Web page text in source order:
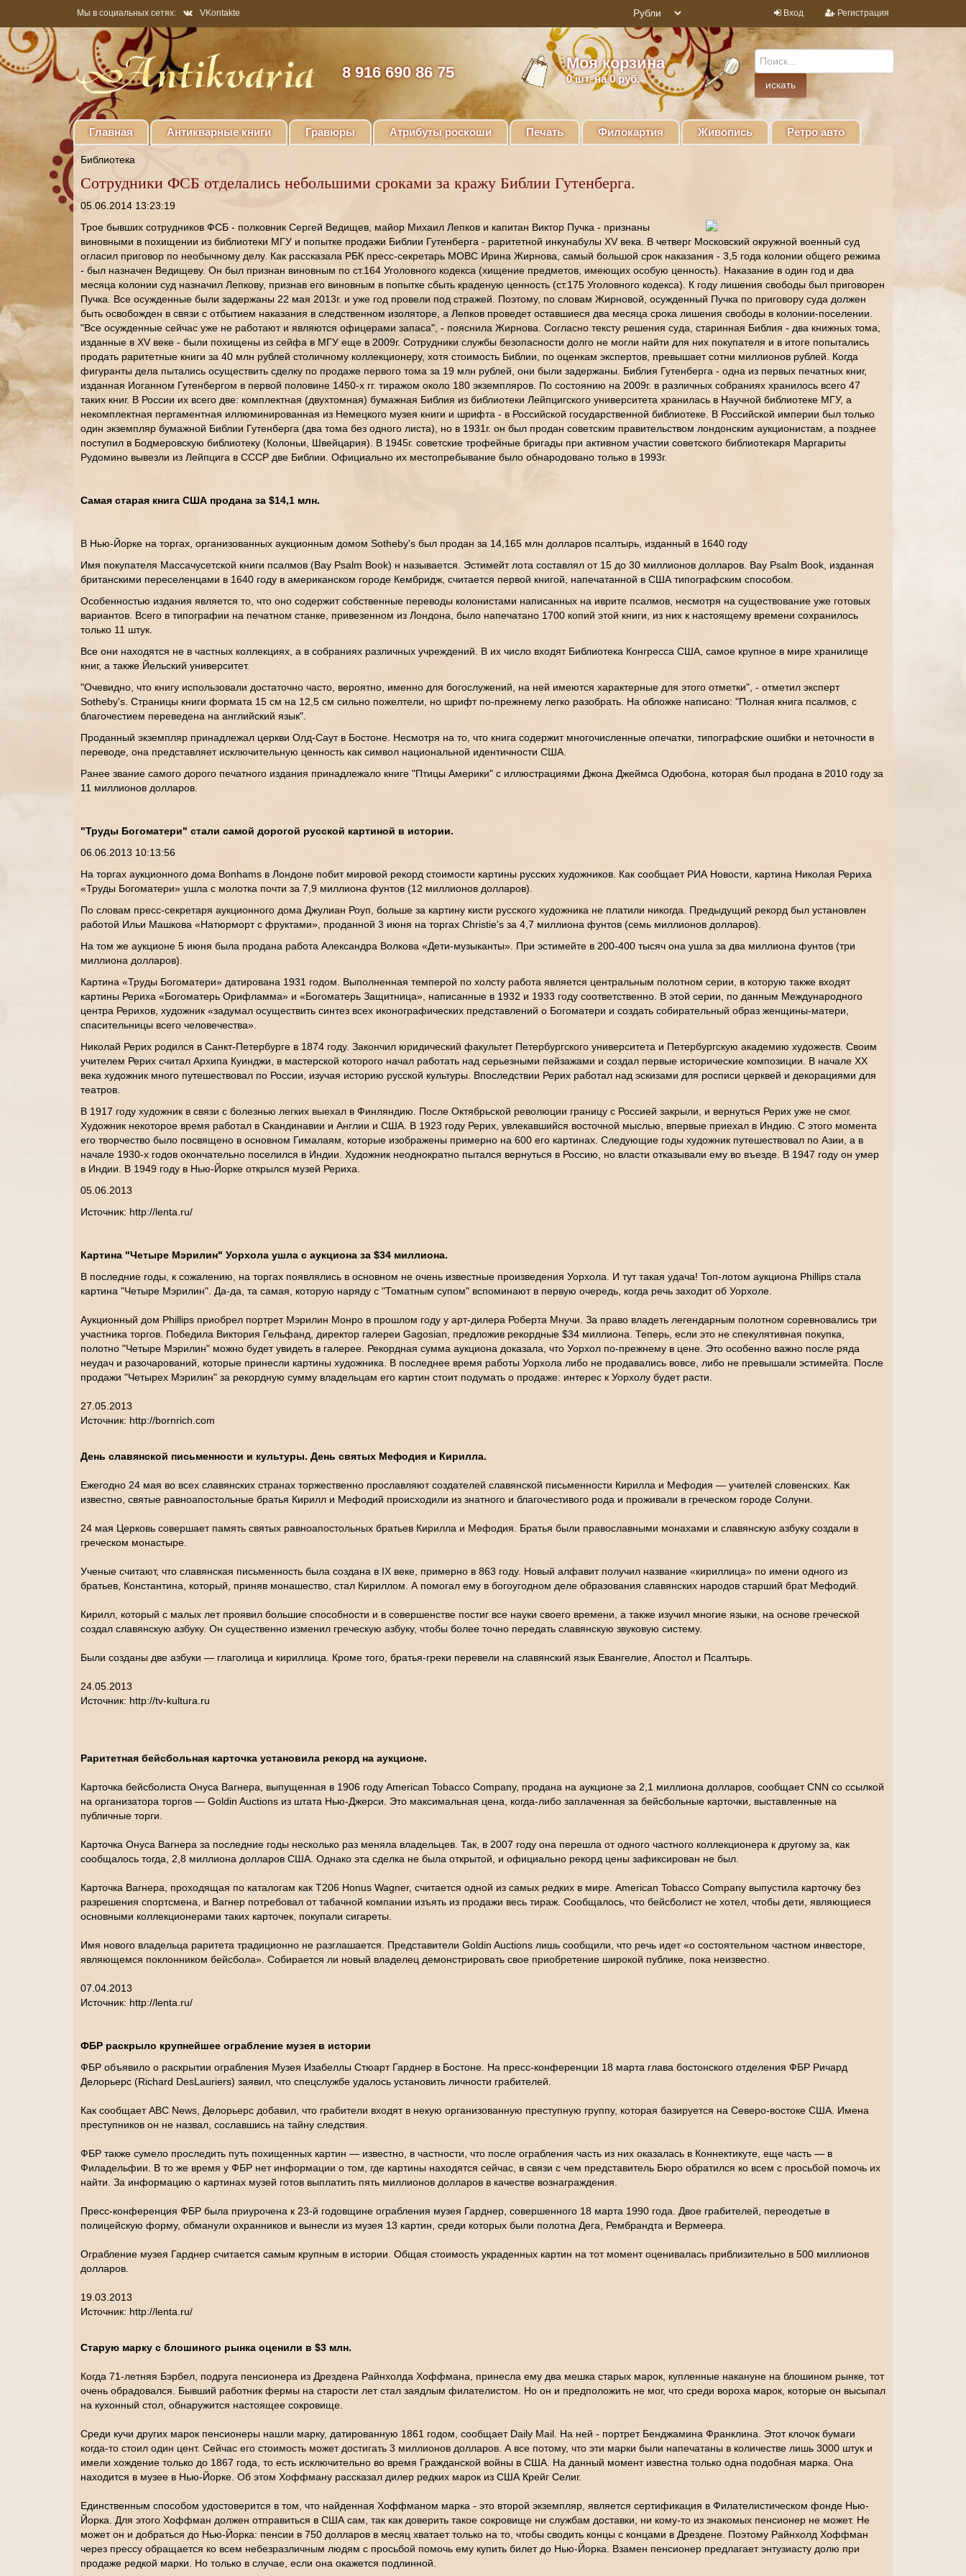
Мы в социальных сетях: VKontakte Вход Регистрация
8 916 690 86 75
Моя корзина
0шт. на 0 руб.
Главная Антикварные книги Гравюры Атрибуты роскоши Печать Филокартия Живопись Ретро авто
Библиотека
Сотрудники ФСБ отделались небольшими сроками за кражу Библии Гутенберга.
05.06.2014 13:23:19
Трое бывших сотрудников ФСБ - полковник Сергей Ведищев, майор Михаил Лепков и капитан Виктор Пучка - признаны
виновными в похищении из библиотеки МГУ и попытке продажи Библии Гутенберга - раритетной инкунабулы XV века. В четверг Московский окружной военный суд
огласил приговор по необычному делу. Как рассказала РБК пресс-секретарь МОВС Ирина Жирнова, самый большой срок наказания - 3,5 года колонии общего режима
- был назначен Ведищеву. Он был признан виновным по ст.164 Уголовного кодекса (хищение предметов, имеющих особую ценность). Наказание в один год и два
месяца колонии суд назначил Лепкову, признав его виновным в попытке сбыть краденую ценность (ст.175 Уголовного кодекса). К году лишения свободы был приговорен
Пучка. Все осужденные были задержаны 22 мая 2013г. и уже год провели под стражей. Поэтому, по словам Жирновой, осужденный Пучка по приговору суда должен
быть освобожден в связи с отбытием наказания в следственном изоляторе, а Лепков проведет оставшиеся два месяца срока лишения свободы в колонии-поселении.
"Все осужденные сейчас уже не работают и являются офицерами запаса", - пояснила Жирнова. Согласно тексту решения суда, старинная Библия - два книжных тома,
изданные в XV веке - были похищены из сейфа в МГУ еще в 2009г. Сотрудники службы безопасности долго не могли найти для них покупателя и в итоге попытались
продать раритетные книги за 40 млн рублей столичному коллекционеру, хотя стоимость Библии, по оценкам экспертов, превышает сотни миллионов рублей. Когда
фигуранты дела пытались осуществить сделку по продаже первого тома за 19 млн рублей, они были задержаны. Библия Гутенберга - одна из первых печатных книг,
изданная Иоганном Гутенбергом в первой половине 1450-х гг. тиражом около 180 экземпляров. По состоянию на 2009г. в различных собраниях хранилось всего 47
таких книг. В России их всего две: комплектная (двухтомная) бумажная Библия из библиотеки Лейпцигского университета хранилась в Научной библиотеке МГУ, а
некомплектная пергаментная иллюминированная из Немецкого музея книги и шрифта - в Российской государственной библиотеке. В Российской империи был только
один экземпляр бумажной Библии Гутенберга (два тома без одного листа), но в 1931г. он был продан советским правительством лондонским аукционистам, а позднее
поступил в Бодмеровскую библиотеку (Колоньи, Швейцария). В 1945г. советские трофейные бригады при активном участии советского библиотекаря Маргариты
Рудомино вывезли из Лейпцига в СССР две Библии. Официально их местопребывание было обнародовано только в 1993г.
Самая старая книга США продана за $14,1 млн.
В Нью-Йорке на торгах, организованных аукционным домом Sotheby's был продан за 14,165 млн долларов псалтырь, изданный в 1640 году
Имя покупателя Массачусетской книги псалмов (Bay Psalm Book) н называется. Эстимейт лота составлял от 15 до 30 миллионов долларов. Bay Psalm Book, изданная
британскими переселенцами в 1640 году в американском городе Кембридж, считается первой книгой, напечатанной в США типографским способом.
Особенностью издания является то, что оно содержит собственные переводы колонистами написанных на иврите псалмов, несмотря на существование уже готовых
вариантов. Всего в типографии на печатном станке, привезенном из Лондона, было напечатано 1700 копий этой книги, из них к настоящему времени сохранилось
только 11 штук.
Все они находятся не в частных коллекциях, а в собраниях различных учреждений. В их число входят Библиотека Конгресса США, самое крупное в мире хранилище
книг, а также Йельский университет.
"Очевидно, что книгу использовали достаточно часто, вероятно, именно для богослужений, на ней имеются характерные для этого отметки", - отметил эксперт
Sotheby's. Страницы книги формата 15 см на 12,5 см сильно пожелтели, но шрифт по-прежнему легко разобрать. На обложке написано: "Полная книга псалмов, с
благочестием переведена на английский язык".
Проданный экземпляр принадлежал церкви Олд-Саут в Бостоне. Несмотря на то, что книга содержит многочисленные опечатки, типографские ошибки и неточности в
переводе, она представляет исключительную ценность как символ национальной идентичности США.
Ранее звание самого дорого печатного издания принадлежало книге "Птицы Америки" с иллюстрациями Джона Джеймса Одюбона, которая был продана в 2010 году за
11 миллионов долларов.
"Труды Богоматери" стали самой дорогой русской картиной в истории.
06.06.2013 10:13:56
На торгах аукционного дома Bonhams в Лондоне побит мировой рекорд стоимости картины русских художников. Как сообщает РИА Новости, картина Николая Рериха
«Труды Богоматери» ушла с молотка почти за 7,9 миллиона фунтов (12 миллионов долларов).
По словам пресс-секретаря аукционного дома Джулиан Роуп, больше за картину кисти русского художника не платили никогда. Предыдущий рекорд был установлен
работой Ильи Машкова «Натюрморт с фруктами», проданной 3 июня на торгах Christie's за 4,7 миллиона фунтов (семь миллионов долларов).
На том же аукционе 5 июня была продана работа Александра Волкова «Дети-музыканты». При эстимейте в 200-400 тысяч она ушла за два миллиона фунтов (три
миллиона долларов).
Картина «Труды Богоматери» датирована 1931 годом. Выполненная темперой по холсту работа является центральным полотном серии, в которую также входят
картины Рериха «Богоматерь Орифламма» и «Богоматерь Защитница», написанные в 1932 и 1933 году соответственно. В этой серии, по данным Международного
центра Рерихов, художник «задумал осуществить синтез всех иконографических представлений о Богоматери и создать собирательный образ женщины-матери,
спасительницы всего человечества».
Николай Рерих родился в Санкт-Петербурге в 1874 году. Закончил юридический факультет Петербургского университета и Петербургскую академию художеств. Своим
учителем Рерих считал Архипа Куинджи, в мастерской которого начал работать над серьезными пейзажами и создал первые исторические композиции. В начале XX
века художник много путешествовал по России, изучая историю русской культуры. Впоследствии Рерих работал над эскизами для росписи церквей и декорациями для
театров.
В 1917 году художник в связи с болезнью легких выехал в Финляндию. После Октябрьской революции границу с Россией закрыли, и вернуться Рерих уже не смог.
Художник некоторое время работал в Скандинавии и Англии и США. В 1923 году Рерих, увлекавшийся восточной мыслью, впервые приехал в Индию. С этого момента
его творчество было посвящено в основном Гималаям, которые изображены примерно на 600 его картинах. Следующие годы художник путешествовал по Азии, а в
начале 1930-х годов окончательно поселился в Индии. Художник неоднократно пытался вернуться в Россию, но власти отказывали ему во въезде. В 1947 году он умер
в Индии. В 1949 году в Нью-Йорке открылся музей Рериха.
05.06.2013
Источник: http://lenta.ru/
Картина "Четыре Мэрилин" Уорхола ушла с аукциона за $34 миллиона.
В последние годы, к сожалению, на торгах появлялись в основном не очень известные произведения Уорхола. И тут такая удача! Топ-лотом аукциона Phillips стала
картина "Четыре Мэрилин". Да-да, та самая, которую наряду с "Томатным супом" вспоминают в первую очередь, когда речь заходит об Уорхоле.
Аукционный дом Phillips приобрел портрет Мэрилин Монро в прошлом году у арт-дилера Роберта Мнучи. За право владеть легендарным полотном соревновались три
участника торгов. Победила Виктория Гельфанд, директор галереи Gagosian, предложив рекордные $34 миллиона. Теперь, если это не спекулятивная покупка,
полотно "Четыре Мэрилин" можно будет увидеть в галерее. Рекордная сумма аукциона доказала, что Уорхол по-прежнему в цене. Это особенно важно после ряда
неудач и разочарований, которые принесли картины художника. В последнее время работы Уорхола либо не продавались вовсе, либо не превышали эстимейта. После
продажи "Четырех Мэрилин" за рекордную сумму владельцам его картин стоит подумать о продаже: интерес к Уорхолу будет расти.
27.05.2013
Источник: http://bornrich.com
День славянской письменности и культуры. День святых Мефодия и Кирилла.
Ежегодно 24 мая во всех славянских странах торжественно прославляют создателей славянской письменности Кирилла и Мефодия — учителей словенских. Как
известно, святые равноапостольные братья Кирилл и Мефодий происходили из знатного и благочестивого рода и проживали в греческом городе Солуни.
24 мая Церковь совершает память святых равноапостольных братьев Кирилла и Мефодия. Братья были православными монахами и славянскую азбуку создали в
греческом монастыре.
Ученые считают, что славянская письменность была создана в IX веке, примерно в 863 году. Новый алфавит получил название «кириллица» по имени одного из
братьев, Константина, который, приняв монашество, стал Кириллом. А помогал ему в богоугодном деле образования славянских народов старший брат Мефодий.
Кирилл, который с малых лет проявил большие способности и в совершенстве постиг все науки своего времени, а также изучил многие языки, на основе греческой
создал славянскую азбуку. Он существенно изменил греческую азбуку, чтобы более точно передать славянскую звуковую систему.
Были созданы две азбуки — глаголица и кириллица. Кроме того, братья-греки перевели на славянский язык Евангелие, Апостол и Псалтырь.
24.05.2013
Источник: http://tv-kultura.ru
Раритетная бейсбольная карточка установила рекорд на аукционе.
Карточка бейсболиста Онуса Вагнера, выпущенная в 1906 году American Tobacco Company, продана на аукционе за 2,1 миллиона долларов, сообщает CNN со ссылкой
на организатора торгов — Goldin Auctions из штата Нью-Джерси. Это максимальная цена, когда-либо заплаченная за бейсбольные карточки, выставленные на
публичные торги.
Карточка Онуса Вагнера за последние годы несколько раз меняла владельцев. Так, в 2007 году она перешла от одного частного коллекционера к другому за, как
сообщалось тогда, 2,8 миллиона долларов США. Однако эта сделка не была открытой, и официально рекорд цены зафиксирован не был.
Карточка Вагнера, проходящая по каталогам как T206 Honus Wagner, считается одной из самых редких в мире. American Tobacco Company выпустила карточку без
разрешения спортсмена, и Вагнер потребовал от табачной компании изъять из продажи весь тираж. Сообщалось, что бейсболист не хотел, чтобы дети, являющиеся
основными коллекционерами таких карточек, покупали сигареты.
Имя нового владельца раритета традиционно не разглашается. Представители Goldin Auctions лишь сообщили, что речь идет «о состоятельном частном инвесторе,
являющемся поклонником бейсбола». Собирается ли новый владелец демонстрировать свое приобретение широкой публике, пока неизвестно.
07.04.2013
Источник: http://lenta.ru/
ФБР раскрыло крупнейшее ограбление музея в истории
ФБР объявило о раскрытии ограбления Музея Изабеллы Стюарт Гарднер в Бостоне. На пресс-конференции 18 марта глава бостонского отделения ФБР Ричард
Делорьерс (Richard DesLauriers) заявил, что спецслужбе удалось установить личности грабителей.
Как сообщает ABC News, Делорьерс добавил, что грабители входят в некую организованную преступную группу, которая базируется на Северо-востоке США. Имена
преступников он не назвал, сославшись на тайну следствия.
ФБР также сумело проследить путь похищенных картин — известно, в частности, что после ограбления часть из них оказалась в Коннектикуте, еще часть — в
Филадельфии. В то же время у ФБР нет информации о том, где картины находятся сейчас, в связи с чем представитель Бюро обратился ко всем с просьбой помочь их
найти. За информацию о картинах музей готов выплатить пять миллионов долларов в качестве вознаграждения.
Пресс-конференция ФБР была приурочена к 23-й годовщине ограбления музея Гарднер, совершенного 18 марта 1990 года. Двое грабителей, переодетые в
полицейскую форму, обманули охранников и вынесли из музея 13 картин, среди которых были полотна Дега, Рембрандта и Вермеера.
Ограбление музея Гарднер считается самым крупным в истории. Общая стоимость украденных картин на тот момент оценивалась приблизительно в 500 миллионов
долларов.
19.03.2013
Источник: http://lenta.ru/
Старую марку с блошиного рынка оценили в $3 млн.
Когда 71-летняя Бэрбел, подруга пенсионера из Дрездена Райнхолда Хоффмана, принесла ему два мешка старых марок, купленные накануне на блошином рынке, тот
очень обрадовался. Бывший работник фермы на старости лет стал заядлым филателистом. Но он и предположить не мог, что среди вороха марок, которые он высыпал
на кухонный стол, обнаружится настоящее сокровище.
Среди кучи других марок пенсионеры нашли марку, датированную 1861 годом, сообщает Daily Mail. На ней - портрет Бенджамина Франклина. Этот клочок бумаги
когда-то стоил один цент. Сейчас его стоимость может достигать 3 миллионов долларов. А все потому, что эти марки были напечатаны в количестве лишь 3000 штук и
имели хождение только до 1867 года, то есть исключительно во время Гражданской войны в США. На данный момент известна только одна подобная марка. Она
находится в музее в Нью-Йорке. Об этом Хоффману рассказал дилер редких марок из США Крейг Селиг.
Единственным способом удостоверится в том, что найденная Хоффманом марка - это второй экземпляр, является сертификация в Филателистическом фонде Нью-
Йорка. Для этого Хоффман должен отправиться в США сам, так как доверить такое сокровище ни службам доставки, ни кому-то из знакомых пенсионер не может. Не
может он и добраться до Нью-Йорка: пенсии в 750 долларов в месяц хватает только на то, чтобы сводить концы с концами в Дрездене. Поэтому Райнхолд Хоффман
через прессу обращается ко всем небезразличным людям с просьбой помочь ему купить билет до Нью-Йорка. Взамен пенсионер предлагает энтузиасту долю при
продаже редкой марки. Но только в случае, если она окажется подлинной.